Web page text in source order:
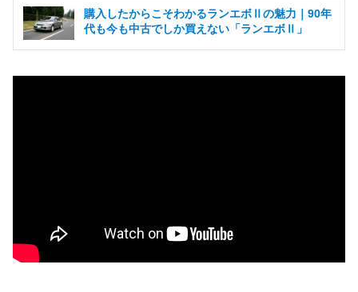
購入したからこそわかるランエボⅡの魅力｜90年
代も今も中古でしか買えない「ランエボⅡ」